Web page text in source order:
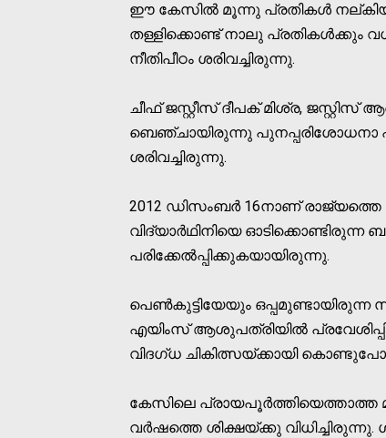
ഈ കേസില്‍ മൂന്നു പ്രതികള്‍
തള്ളിക്കൊണ്ട് നാലു പ്രതികള്‍ക്കും
നീതിപീഠം ശരിവച്ചിരുന്നു.
ചീഫ് ജസ്റ്റീസ് ദീപക് മിശ്ര,
ബെഞ്ചായിരുന്നു പുനപ്പരിശോധനാ
ശരിവച്ചിരുന്നു.
2012 ഡിസംബര്‍ 16നാണ് രാജ്യത്തെ
വിദ്യാര്‍ഥിനിയെ
പരിക്കേല്‍പ്പിക്കുകയായിരുന്നു.
പെണ്‍കുട്ടിയേയും
എയിംസ് ആശുപത്രിയില്‍
വിദഗ്ധ ചികിത്സയ്ക്കായി
കേസിലെ
വര്‍ഷത്തെ ശിക്ഷയ്ക്കു